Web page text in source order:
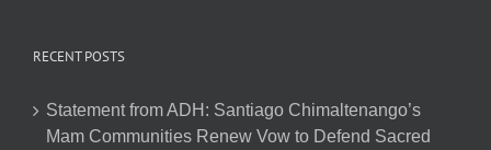
RECENT POSTS
Statement from ADH: Santiago Chimaltenango’s
Mam Communities Renew Vow to Defend Sacred